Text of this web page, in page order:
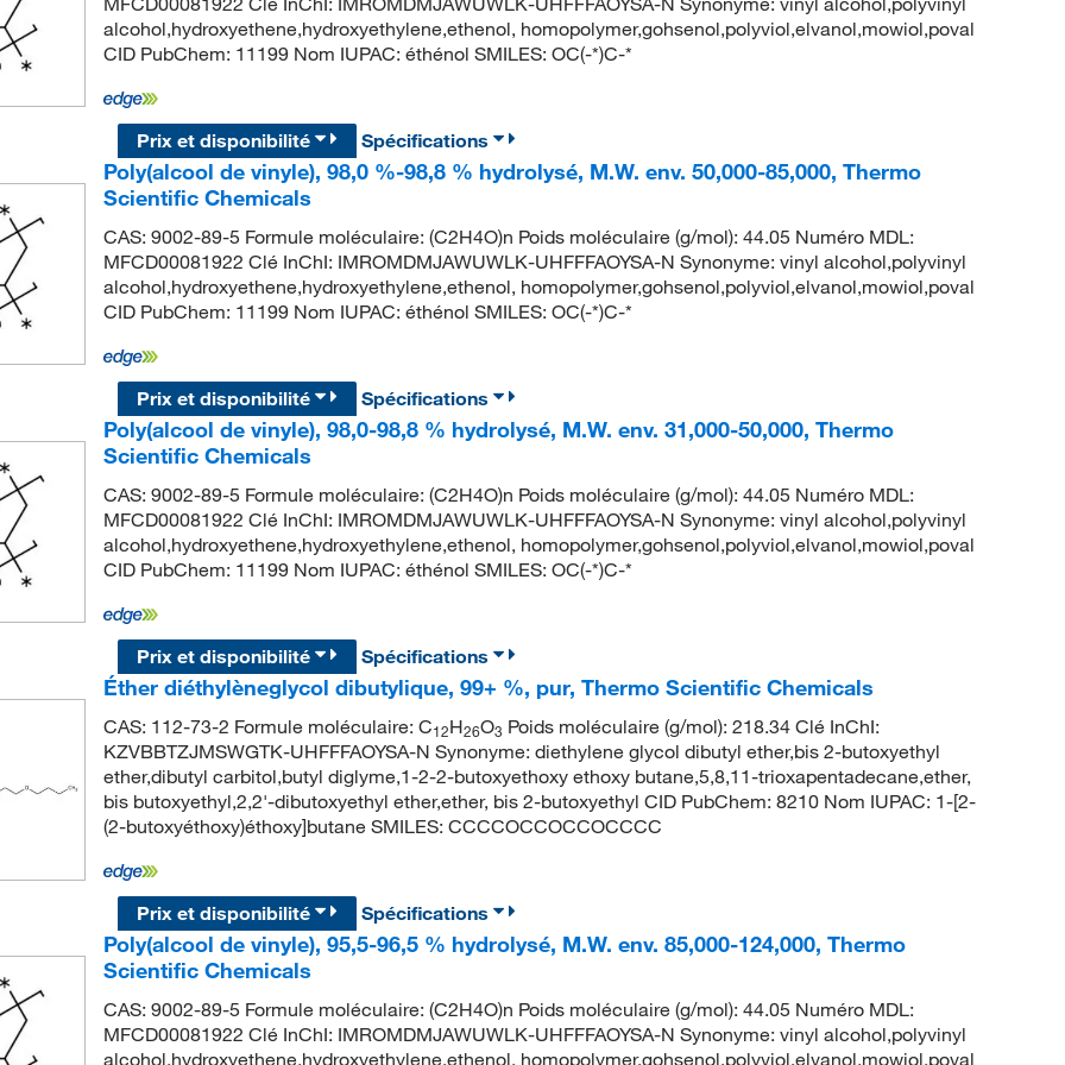
alcohol,hydroxyethene,hydroxyethylene,ethenol, homopolymer,gohsenol,polyviol,elvanol,mowiol,poval
CID PubChem: 11199 Nom IUPAC: éthénol SMILES: OC(-*)C-*
Prix et disponibilité
Spécifications
Poly(alcool de vinyle), 98,0 %-98,8 % hydrolysé, M.W. env. 50,000-85,000, Thermo
Scientific Chemicals
CAS: 9002-89-5 Formule moléculaire: (C2H4O)n Poids moléculaire (g/mol): 44.05 Numéro MDL:
MFCD00081922 Clé InChI: IMROMDMJAWUWLK-UHFFFAOYSA-N Synonyme: vinyl alcohol,polyvinyl
alcohol,hydroxyethene,hydroxyethylene,ethenol, homopolymer,gohsenol,polyviol,elvanol,mowiol,poval
CID PubChem: 11199 Nom IUPAC: éthénol SMILES: OC(-*)C-*
Prix et disponibilité
Spécifications
Poly(alcool de vinyle), 98,0-98,8 % hydrolysé, M.W. env. 31,000-50,000, Thermo
Scientific Chemicals
CAS: 9002-89-5 Formule moléculaire: (C2H4O)n Poids moléculaire (g/mol): 44.05 Numéro MDL:
MFCD00081922 Clé InChI: IMROMDMJAWUWLK-UHFFFAOYSA-N Synonyme: vinyl alcohol,polyvinyl
alcohol,hydroxyethene,hydroxyethylene,ethenol, homopolymer,gohsenol,polyviol,elvanol,mowiol,poval
CID PubChem: 11199 Nom IUPAC: éthénol SMILES: OC(-*)C-*
Prix et disponibilité
Spécifications
Éther diéthylèneglycol dibutylique, 99+ %, pur, Thermo Scientific Chemicals
CAS: 112-73-2 Formule moléculaire: C12H26O3 Poids moléculaire (g/mol): 218.34 Clé InChI:
KZVBBTZJMSWGTK-UHFFFAOYSA-N Synonyme: diethylene glycol dibutyl ether,bis 2-butoxyethyl
ether,dibutyl carbitol,butyl diglyme,1-2-2-butoxyethoxy ethoxy butane,5,8,11-trioxapentadecane,ether,
bis butoxyethyl,2,2'-dibutoxyethyl ether,ether, bis 2-butoxyethyl CID PubChem: 8210 Nom IUPAC: 1-[2-
(2-butoxyéthoxy)éthoxy]butane SMILES: CCCCOCCOCCOCCCC
Prix et disponibilité
Spécifications
Poly(alcool de vinyle), 95,5-96,5 % hydrolysé, M.W. env. 85,000-124,000, Thermo
Scientific Chemicals
CAS: 9002-89-5 Formule moléculaire: (C2H4O)n Poids moléculaire (g/mol): 44.05 Numéro MDL:
MFCD00081922 Clé InChI: IMROMDMJAWUWLK-UHFFFAOYSA-N Synonyme: vinyl alcohol,polyvinyl
alcohol,hydroxyethene,hydroxyethylene,ethenol, homopolymer,gohsenol,polyviol,elvanol,mowiol,poval